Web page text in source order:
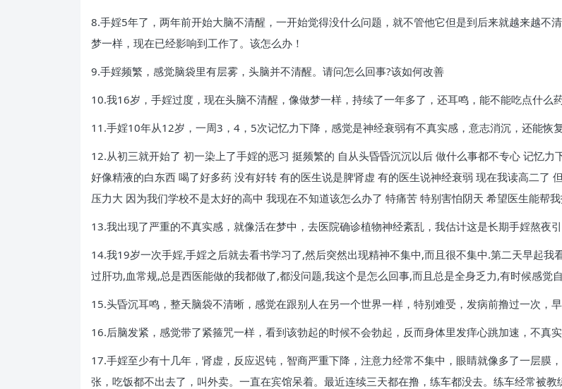
8.手婬5年了，两年前开始大脑不清醒，一开始觉得没什么问题，就不管他它但是到后来就越来越不
梦一样，现在已经影响到工作了。该怎么办！
9.手婬频繁，感觉脑袋里有层雾，头脑并不清醒。请问怎么回事?该如何改善
10.我16岁，手婬过度，现在头脑不清醒，像做梦一样，持续了一年多了，还耳鸣，能不能吃点什么
11.手婬10年从12岁，一周3，4，5次记忆力下降，感觉是神经衰弱有不真实感，意志消沉，还能恢
12.从初三就开始了 初一染上了手婬的恶习 挺频繁的 自从头昏昏沉沉以后 做什么事都不专心 记忆
好像精液的白东西 喝了好多药 没有好转 有的医生说是脾肾虚 有的医生说神经衰弱 现在我读高二了
压力大 因为我们学校不是太好的高中 我现在不知道该怎么办了 特痛苦 特别害怕阴天 希望医生能帮
13.我出现了严重的不真实感，就像活在梦中，去医院确诊植物神经紊乱，我估计这是长期手婬熬夜
14.我19岁一次手婬,手婬之后就去看书学习了,然后突然出现精神不集中,而且很不集中.第二天早起
过肝功,血常规,总是西医能做的我都做了,都没问题,我这个是怎么回事,而且总是全身乏力,有时候感觉自
15.头昏沉耳鸣，整天脑袋不清晰，感觉在跟别人在另一个世界一样，特别难受，发病前撸过一次，
16.后脑发紧，感觉带了紧箍咒一样，看到该勃起的时候不会勃起，反而身体里发痒心跳加速，不真
17.手婬至少有十几年，肾虚，反应迟钝，智商严重下降，注意力经常不集中，眼睛就像多了一层膜
张，吃饭都不出去了，叫外卖。一直在宾馆呆着。最近连续三天都在撸，练车都没去。练车经常被